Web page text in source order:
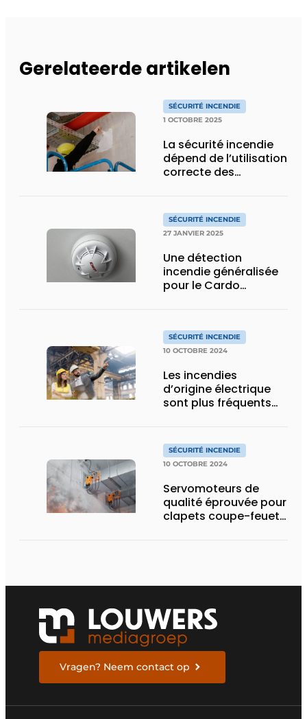
Gerelateerde artikelen
SÉCURITÉ INCENDIE
1 OCTOBRE 2025
La sécurité incendie
dépend de l’utilisation
correcte des
SÉCURITÉ INCENDIE
27 JANVIER 2025
Une détection
incendie généralisée
pour le Cardo
SÉCURITÉ INCENDIE
10 OCTOBRE 2024
Les incendies
d’origine électrique
sont plus fréquents
SÉCURITÉ INCENDIE
10 OCTOBRE 2024
Servomoteurs de
qualité éprouvée pour
clapets coupe-feuet
Vragen? Neem contact op